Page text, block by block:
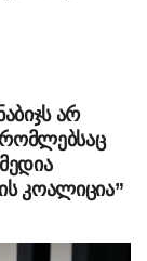
და
არ
რომლებსაც
კოალიცია”